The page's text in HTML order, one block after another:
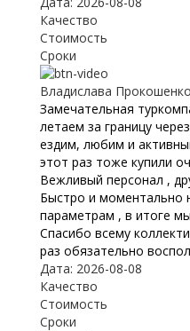
Качество
Стоимость
Сроки
Владислава
Замечательная
летаем за границу
ездим, любим и
этот раз тоже купили
Вежливый персонал ,
Быстро и моментально
параметрам , в итоге
Спасибо всему
раз обязательно
Дата: 2026-08-08
Качество
Стоимость
Сроки